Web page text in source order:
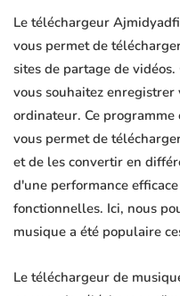
Le téléchargeur
vous permet de
sites de partage de
vous souhaitez
ordinateur. Ce
vous permet de
et de les convertir en
d'une performance
fonctionnelles. Ici, nous
musique a été populaire
Le téléchargeur de